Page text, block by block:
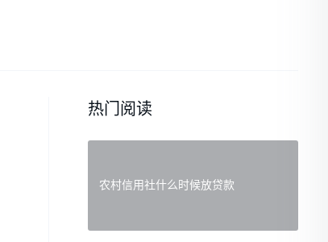
热门阅读
农村信用社什么时候放贷款